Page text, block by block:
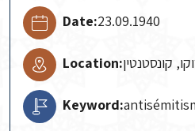
Date:23.09.1940
Location:קונסטנטין
Keyword: